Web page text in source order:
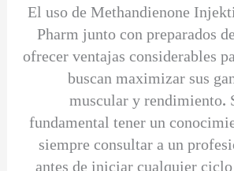
El uso de Methandienone
Pharm junto con preparados
ofrecer ventajas considerables
buscan maximizar sus
muscular y rendimiento.
fundamental tener un
siempre consultar a un